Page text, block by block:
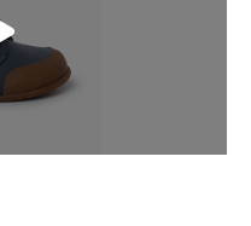
perguntas. Se quando
basta ir à secção de
para nos enviar o pedido de
ao Cliente encarregar-